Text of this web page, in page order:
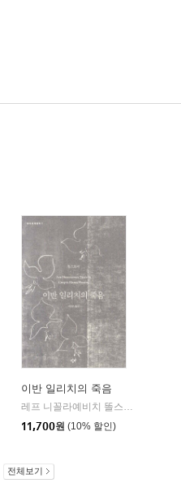
이반 일리치의 죽음
레프 니꼴라예비치 똘스또이 저/이강은 역
11,700원 (10% 할인)
전체보기